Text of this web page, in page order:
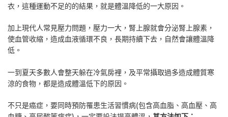
衣，這種運動不足的的結果，就是體溫降低的一大原因。
加上現代人常見壓力問題，壓力一大，腎上腺就會分泌腎上腺素，
使血管收縮，造成血液循環不良，長期持續下去，自然會讓體溫降
低。
一到夏天多數人會整天躲在冷氣房裡，及平常攝取過多造成體質寒
涼的食物，都是造成體溫低下的原因。
不只是癌症，要同時預防罹患生活習慣病(包含高血脂、高血壓、高